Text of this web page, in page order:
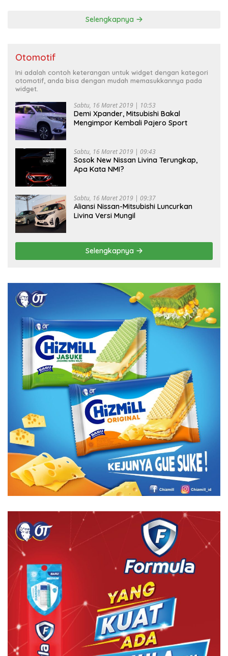
Selengkapnya
Otomotif
Ini adalah contoh keterangan untuk widget dengan kategori
otomotif, anda bisa dengan mudah memasukkannya pada
widget.
Sabtu, 16 Maret 2019 | 10:53
Demi Xpander, Mitsubishi Bakal
Mengimpor Kembali Pajero Sport
Sabtu, 16 Maret 2019 | 09:43
Sosok New Nissan Livina Terungkap,
Apa Kata NMI?
Sabtu, 16 Maret 2019 | 09:37
Aliansi Nissan-Mitsubishi Luncurkan
Livina Versi Mungil
Selengkapnya